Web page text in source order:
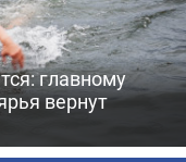
главному
вернут